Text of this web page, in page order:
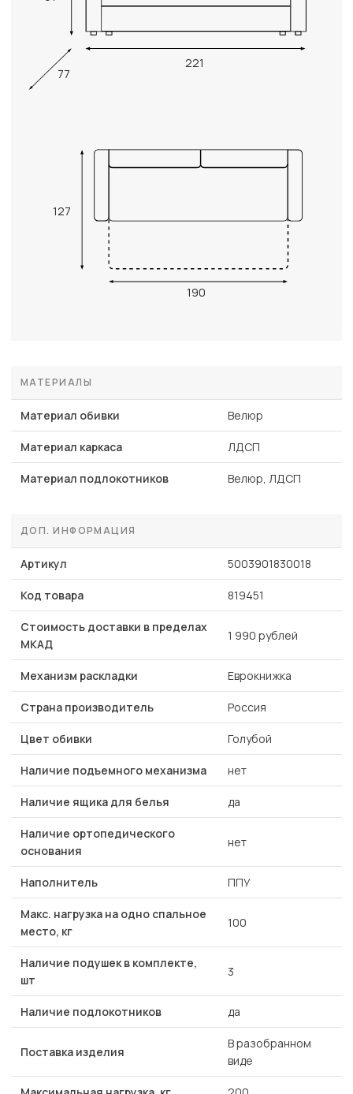
221
77
127
190
МАТЕРИАЛЫ
Материал обивки Велюр
Материал каркаса ЛДСП
Материал подлокотников Велюр, ЛДСП
ДОП. ИНФОРМАЦИЯ
Артикул 5003901830018
Код товара 819451
Стоимость доставки в пределах
МКАД
1 990 рублей
Механизм раскладки Еврокнижка
Страна производитель Россия
Цвет обивки Голубой
Наличие подъемного механизма нет
Наличие ящика для белья да
Наличие ортопедического
основания
нет
Наполнитель ППУ
Макс. нагрузка на одно спальное
место, кг
100
Наличие подушек в комплекте,
шт
3
Наличие подлокотников да
Поставка изделия
В разобранном
виде